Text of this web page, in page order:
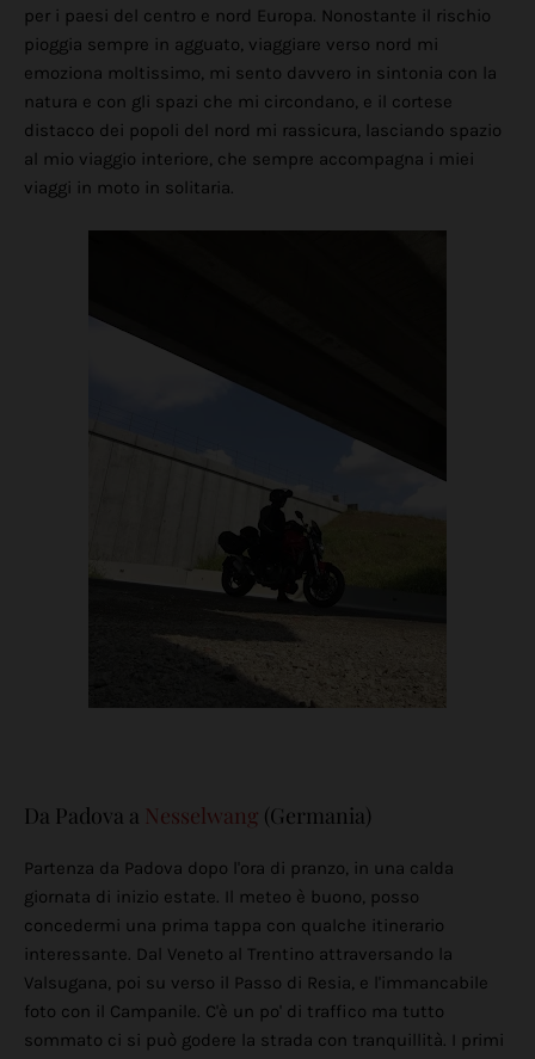
per i paesi del centro e nord Europa. Nonostante il rischio
pioggia sempre in agguato, viaggiare verso nord mi
emoziona moltissimo, mi sento davvero in sintonia con la
natura e con gli spazi che mi circondano, e il cortese
distacco dei popoli del nord mi rassicura, lasciando spazio
al mio viaggio interiore, che sempre accompagna i miei
viaggi in moto in solitaria.
Da Padova a Nesselwang (Germania)
Partenza da Padova dopo l'ora di pranzo, in una calda
giornata di inizio estate. Il meteo è buono, posso
concedermi una prima tappa con qualche itinerario
interessante. Dal Veneto al Trentino attraversando la
Valsugana, poi su verso il Passo di Resia, e l'immancabile
foto con il Campanile. C'è un po' di traffico ma tutto
sommato ci si può godere la strada con tranquillità. I primi